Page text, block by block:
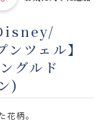
ツェル】
グルド
)
柄。